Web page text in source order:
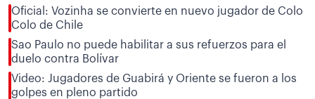
Oficial: Vozinha se convierte en nuevo jugador de Colo
Colo de Chile
Sao Paulo no puede habilitar a sus refuerzos para el
duelo contra Bolívar
Video: Jugadores de Guabirá y Oriente se fueron a los
golpes en pleno partido